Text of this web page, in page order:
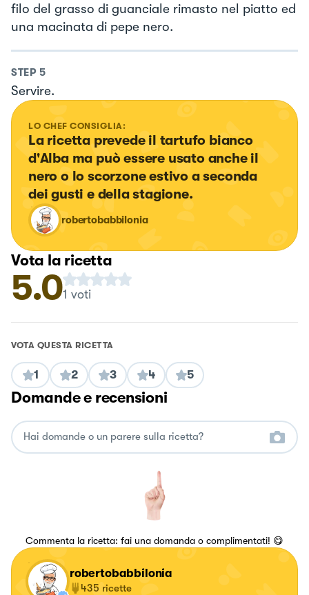
filo del grasso di guanciale rimasto nel piatto ed
una macinata di pepe nero.
STEP 5
Servire.
LO CHEF CONSIGLIA:
La ricetta prevede il tartufo bianco
d'Alba ma può essere usato anche il
nero o lo scorzone estivo a seconda
dei gusti e della stagione.
robertobabbilonia
Vota la ricetta
5.01 voti
VOTA QUESTA RICETTA
1 2 3 4 5
Domande e recensioni
Commenta la ricetta: fai una domanda o complimentati! 😋
robertobabbilonia
435 ricette